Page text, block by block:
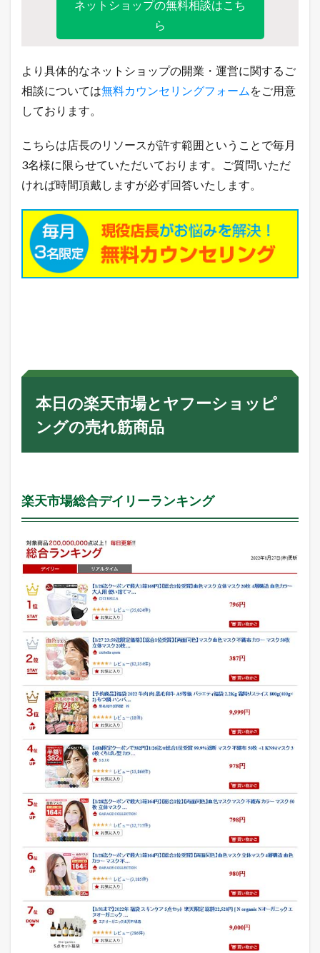
ネットショップの無料相談はこち
ら
より具体的なネットショップの開業・運営に関するご
相談については無料カウンセリングフォーム をご用意
しております。
こちらは店長のリソースが許す範囲ということで毎月
3名様に限らせていただいております。ご質問いただ
ければ時間頂戴しますが必ず回答いたします。
本日の楽天市場とヤフーショッピ
ングの売れ筋商品
楽天市場総合デイリーランキング